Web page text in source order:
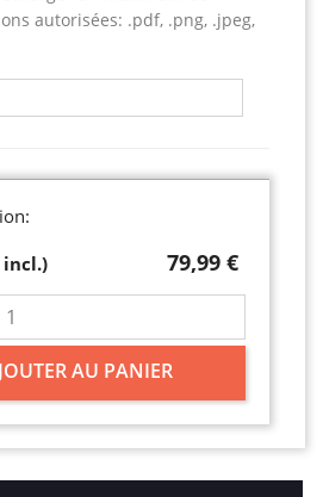
autorisées: .pdf, .png, .jpeg,
79,99 €
AU PANIER